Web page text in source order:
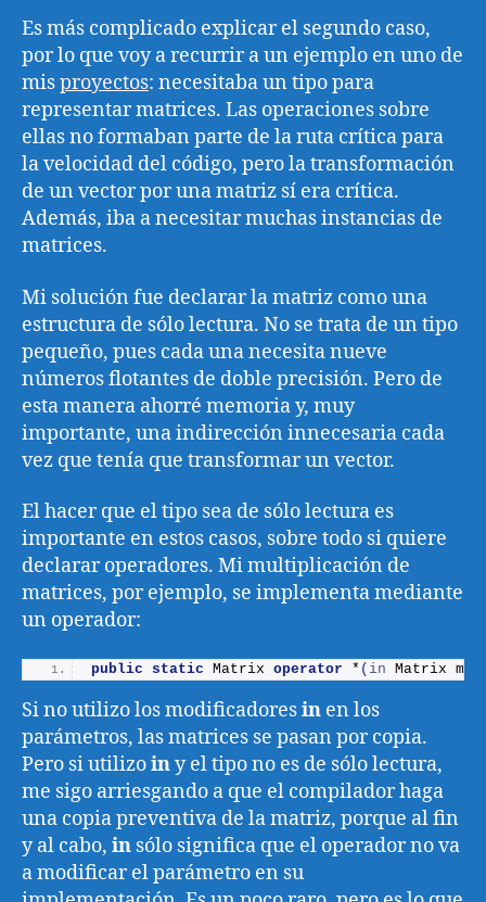
Es más complicado explicar el segundo caso,
por lo que voy a recurrir a un ejemplo en uno de
misproyectos: necesitaba un tipo para
representar matrices. Las operaciones sobre
ellas no formaban parte de la ruta crítica para
la velocidad del código, pero la transformación
de un vector por una matriz sí era crítica.
Además, iba a necesitar muchas instancias de
matrices.
Mi solución fue declarar la matriz como una
estructura de sólo lectura. No se trata de un tipo
pequeño, pues cada una necesita nueve
números flotantes de doble precisión. Pero de
esta manera ahorré memoria y, muy
importante, una indirección innecesaria cada
vez que tenía que transformar un vector.
El hacer que el tipo sea de sólo lectura es
importante en estos casos, sobre todo si quiere
declarar operadores. Mi multiplicación de
matrices, por ejemplo, se implementa mediante
un operador:
public static Matrix operator * ( in Matrix
Si no utilizo los modificadoresin en los
parámetros, las matrices se pasan por copia.
Pero si utilizoiny el tipo no es de sólo lectura,
me sigo arriesgando a que el compilador haga
una copia preventiva de la matriz, porque al fin
y al cabo, in sólo significa que el operador no va
a modificar el parámetro en su